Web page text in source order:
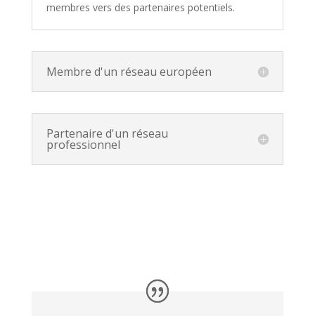
membres vers des partenaires potentiels.
Membre d'un réseau européen
Partenaire d'un réseau
professionnel